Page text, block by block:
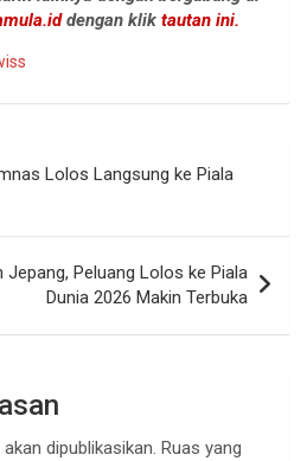
dengan klik tautan ini.
Lolos Langsung ke Piala
Jepang, Peluang Lolos ke Piala
Dunia 2026 Makin Terbuka
dipublikasikan. Ruas yang